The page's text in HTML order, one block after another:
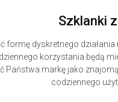
Szklanki
formę dyskretnego
korzystania będą
Państwa markę jako
codziennego